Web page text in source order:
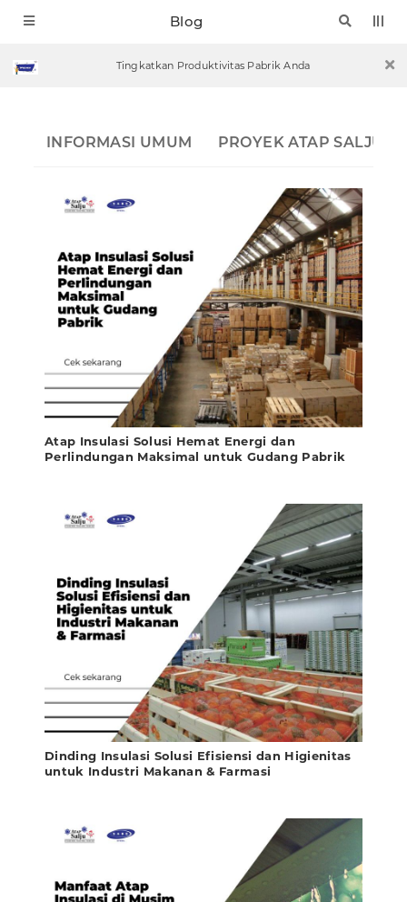
Blog
Tingkatkan Produktivitas Pabrik Anda
INFORMASI UMUM PROYEK ATAP SALJU
Atap Insulasi Solusi Hemat Energi dan
Perlindungan Maksimal untuk Gudang Pabrik
Dinding Insulasi Solusi Efisiensi dan Higienitas
untuk Industri Makanan & Farmasi